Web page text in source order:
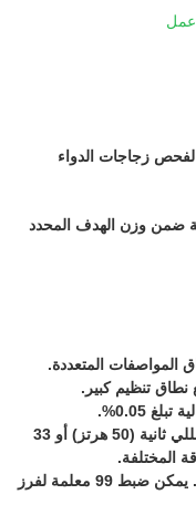
ضمن وزن الهدف المحدد
5. يمكن تحديد وقت القياس السريع بين 20 مللي ثانية (50 هرتز) أو 33
6. المزيد من قدرات التخزين والتحليل القوية. يمكن ضبط 99 معلمة لفرز